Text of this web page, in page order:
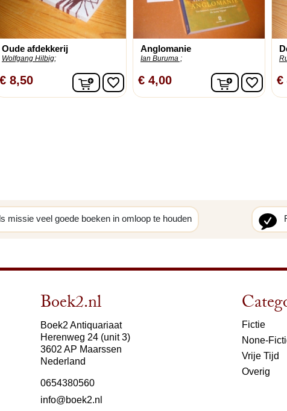
Oude afdekkerij
Wolfgang Hilbig;
€ 8,50 In winkelwagen
favorite_border
Anglomanie
Ian Buruma ;
€ 4,00 Infavorite_border €
missie veel goede boeken in omloop te houden
Boek2.nl
Boek2 Antiquariaat
Herenweg 24 (unit 3)
3602 AP Maarssen
Nederland
0654380560
info@boek2.nl
Fictie
None-
Vrije Tijd
Overig